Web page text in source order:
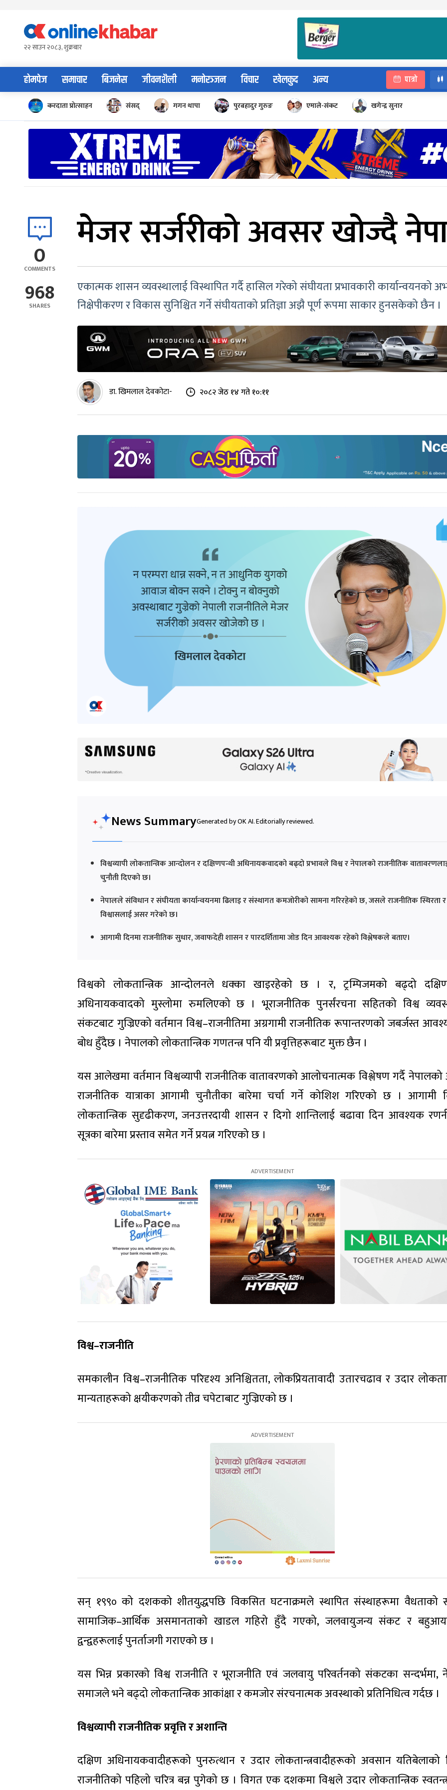
content२२ साउन २०८३, शुक्रबार
होमपेज समाचार बिजनेस जीवनशैली मनोरञ्जन विचार खेलकुद अन्य पात्रो
करदाता प्रोत्साहन संसद् गगन थापा पुरबहादुर गुरुङ एमाले-संकट खगेन्द्र सुनार
0
COMMENTS
968
SHARES
मेजर सर्जरीको अवसर खोज्दै
एकात्मक शासन व्यवस्थालाई विस्थापित गर्दै हासिल गरेको संघीयता प्रभावकारी
निक्षेपीकरण र विकास सुनिश्चित गर्ने संघीयताको प्रतिज्ञा अझै पूर्ण रूपमा साकार हुनसकेको छैन ।
डा. खिमलाल देवकोटा- २०८२ जेठ १४ गते १०:११
News SummaryGenerated by OK AI. Editorially reviewed.
विश्वव्यापी लोकतान्त्रिक आन्दोलन र दक्षिणपन्थी अधिनायकवादको बढ्दो प्रभावले विश्व र नेपालको राजनीतिक
चुनौती दिएको छ।
नेपालले संविधान र संघीयता कार्यान्वयनमा ढिलाइ र संस्थागत कमजोरीको सामना गरिरहेको छ, जसले राजनीतिक स्थिरता र
विश्वासलाई असर गरेको छ।
आगामी दिनमा राजनीतिक सुधार, जवाफदेही शासन र पारदर्शितामा जोड दिन आवश्यक रहेको विश्लेषकले बताए।
विश्वको लोकतान्त्रिक आन्दोलनले धक्का खाइरहेको छ । र, ट्रम्पिजमको बढ्दो
अधिनायकवादको मुस्लोमा रुमलिएको छ । भूराजनीतिक पुनर्संरचना सहितको विश्व
संकटबाट गुज्रिएको वर्तमान विश्व–राजनीतिमा अग्रगामी राजनीतिक रूपान्तरणको जबर्जस्त
बोध हुँदैछ । नेपालको लोकतान्त्रिक गणतन्त्र पनि यी प्रवृत्तिहरूबाट मुक्त छैन ।
यस आलेखमा वर्तमान विश्वव्यापी राजनीतिक वातावरणको आलोचनात्मक विश्लेषण गर्दै
राजनीतिक यात्राका आगामी चुनौतीका बारेमा चर्चा गर्ने कोशिश गरिएको छ । आगामी
लोकतान्त्रिक सुदृढीकरण, जनउत्तरदायी शासन र दिगो शान्तिलाई बढावा दिन आवश्यक
सूत्रका बारेमा प्रस्ताव समेत गर्ने प्रयत्न गरिएको छ ।
विश्व–राजनीति
समकालीन विश्व–राजनीतिक परिदृश्य अनिश्चितता, लोकप्रियतावादी उतारचढाव र उदार
मान्यताहरूको क्षयीकरणको तीव्र चपेटाबाट गुज्रिएको छ ।
सन् १९९० को दशकको शीतयुद्धपछि विकसित घटनाक्रमले स्थापित संस्थाहरूमा
सामाजिक–आर्थिक असमानताको खाडल गहिरो हुँदै गएको, जलवायुजन्य संकट र
द्वन्द्वहरूलाई पुनर्ताजगी गराएको छ ।
यस भिन्न प्रकारको विश्व राजनीति र भूराजनीति एवं जलवायु परिवर्तनको संकटका सन्दर्भमा,
समाजले भने बढ्दो लोकतान्त्रिक आकांक्षा र कमजोर संरचनात्मक अवस्थाको प्रतिनिधित्व गर्दछ ।
विश्वव्यापी राजनीतिक प्रवृत्ति र अशान्ति
दक्षिण अधिनायकवादीहरूको पुनरुत्थान र उदार लोकतान्त्रवादीहरूको अवसान यतिबेलाको
राजनीतिको पहिलो चरित्र बन्न पुगेको छ । विगत एक दशकमा विश्वले उदार लोकतान्त्रिक